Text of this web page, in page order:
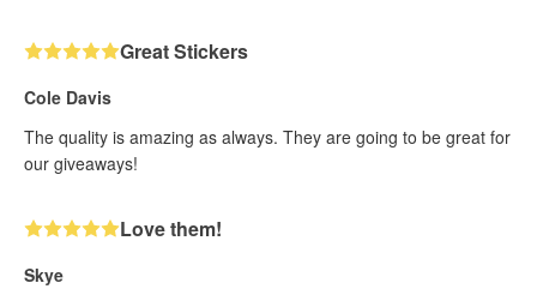
Great Stickers
Cole Davis
The quality is amazing as always. They are going to be great for
our giveaways!
Love them!
Skye